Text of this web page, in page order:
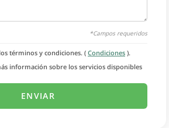
*Campos requeridos
términos y condiciones. (Condiciones ).
información sobre los servicios disponibles